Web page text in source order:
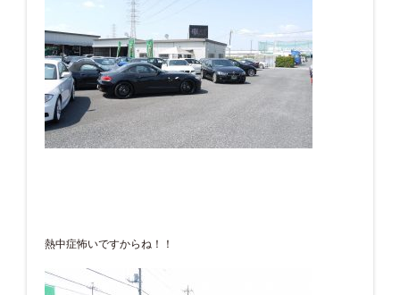
熱中症怖いですからね！！